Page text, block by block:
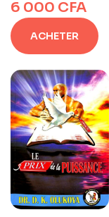
6 000 CFA
ACHETER